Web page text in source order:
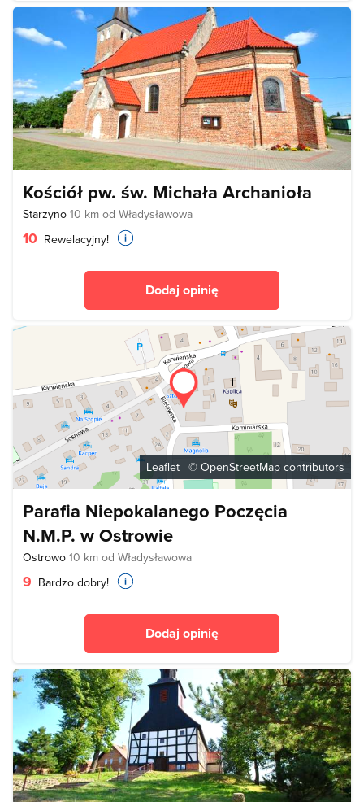
Kościół pw. św. Michała Archanioła
Starzyno 10 km od Władysławowa
10 Rewelacyjny!
Dodaj opinię
Leaflet | © OpenStreetMap contributors
Parafia Niepokalanego Poczęcia
N.M.P. w Ostrowie
Ostrowo 10 km od Władysławowa
9 Bardzo dobry!
Dodaj opinię